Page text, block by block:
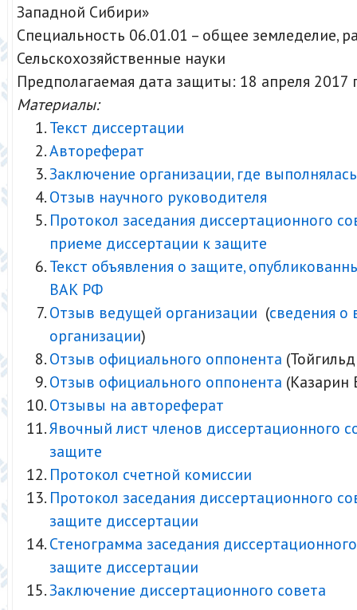
Западной Сибири»
Специальность 06.01.01 – общее земледелие,
Сельскохозяйственные науки
Предполагаемая дата защиты: 18 апреля 2017
Материалы:
Текст диссертации
Автореферат
Заключение организации, где
Отзыв научного руководителя
Протокол заседания диссертационного
приеме диссертации к защите
Текст объявления о защите,
ВАК РФ
Отзыв ведущей организации (сведения о
организации)
Отзыв официального оппонента
Отзыв официального оппонента (Казарин
Отзывы на автореферат
Явочный лист членов диссертационного
защите
Протокол счетной комиссии
Протокол заседания диссертационного
защите диссертации
Стенограмма заседания
защите диссертации
Заключение диссертационного совета